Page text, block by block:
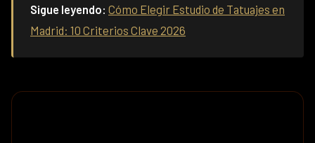
Sigue leyendo: Cómo Elegir Estudio de Tatuajes en
Madrid: 10 Criterios Clave 2026